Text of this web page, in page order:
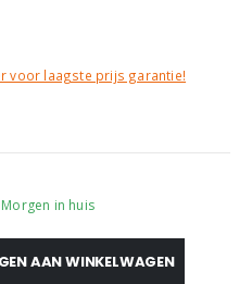
voor laagste prijs garantie!
in huis
AAN WINKELWAGEN